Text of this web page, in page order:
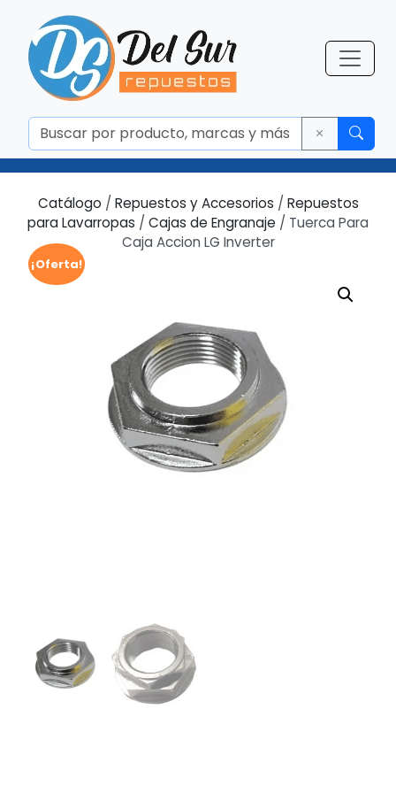
¡Oferta!
Catálogo / Repuestos y Accesorios / Repuestos
para Lavarropas / Cajas de Engranaje / Tuerca Para
Caja Accion LG Inverter